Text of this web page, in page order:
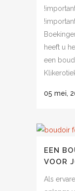
heeft u
een
05 mei,
EEN
VOOR
Als